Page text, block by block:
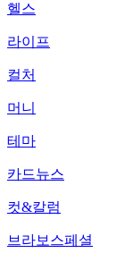
헬스
라이프
컬처
머니
테마
카드뉴스
컷&칼럼
브라보스페셜